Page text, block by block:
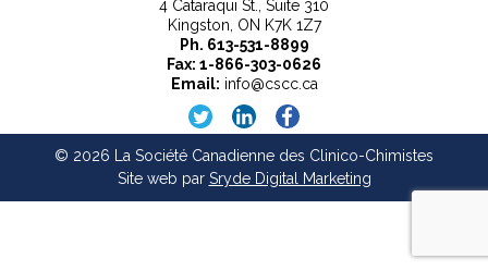
4 Cataraqui St., Suite 310
Kingston, ON K7K 1Z7
Ph. 613-531-8899
Fax: 1-866-303-0626
Email: info@cscc.ca
© 2026 La Société Canadienne des Clinico-Chimistes
Site web par Sryde Digital Marketing